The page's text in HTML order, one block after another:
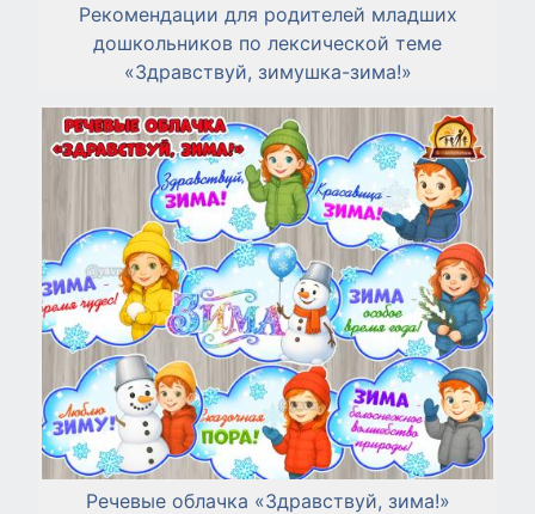
Рекомендации для родителей младших
дошкольников по лексической теме
«Здравствуй, зимушка-зима!»
Речевые облачка «Здравствуй, зима!»